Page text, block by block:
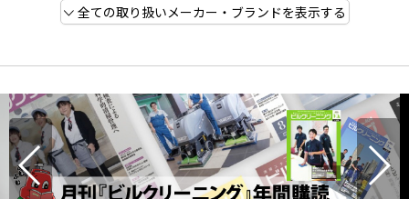
全ての取り扱いメーカー・ブランドを表示する